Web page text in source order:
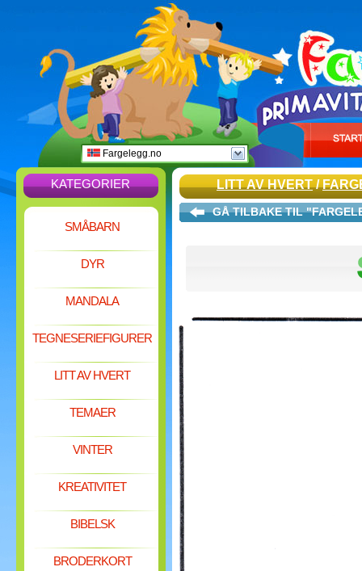
Fargelegg.no
KATEGORIER
SMÅBARN
DYR
MANDALA
TEGNESERIEFIGURER
LITT AV HVERT
TEMAER
VINTER
KREATIVITET
BIBELSK
BRODERKORT
LITT AV HVERT/
GÅ TILBAKE TIL